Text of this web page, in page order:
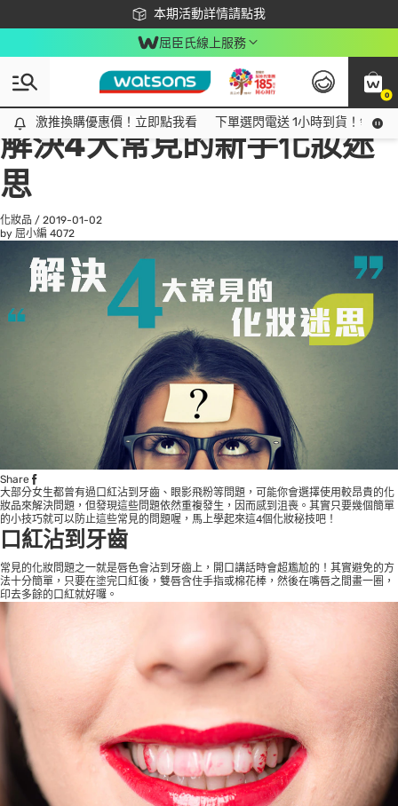
本期活動詳情請點我
下載app最高回饋$350
屈臣氏線上服務
0
激推換購優惠價！立即點我看
激推換購優惠價！立即點我看 下單選閃電送 1小時到貨！領神
All
話題趨勢
解決4大常見的新手化妝迷
思
化妝品 / 2019-01-02
by 屈小編 4072
Share
大部分女生都曾有過口紅沾到牙齒、眼影飛粉等問題，可能你會選擇使用較昂貴的化
妝品來解決問題，但發現這些問題依然重複發生，因而感到沮喪。其實只要幾個簡單
的小技巧就可以防止這些常見的問題喔，馬上學起來這4個化妝秘技吧！
口紅沾到牙齒
常見的化妝問題之一就是唇色會沾到牙齒上，開口講話時會超尷尬的！其實避免的方
法十分簡單，只要在塗完口紅後，雙唇含住手指或棉花棒，然後在嘴唇之間畫一圈，
印去多餘的口紅就好囉。